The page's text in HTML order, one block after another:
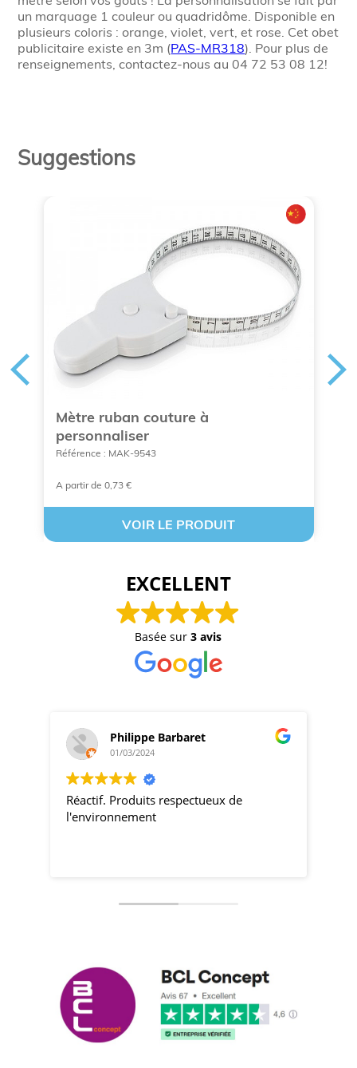
un marquage 1 couleur ou quadridôme. Disponible en
plusieurs coloris : orange, violet, vert, et rose. Cet obet
publicitaire existe en 3m (PAS-MR318). Pour plus de
renseignements, contactez-nous au 04 72 53 08 12!
Suggestions
Mètre ruban couture à
personnaliser
Référence : MAK-9543
A partir de 0,73 €
VOIR LE PRODUIT
EXCELLENT
Basée sur3 avis
Philippe Barbaret
01/03/2024
Réactif. Produits respectueux de
l'environnement